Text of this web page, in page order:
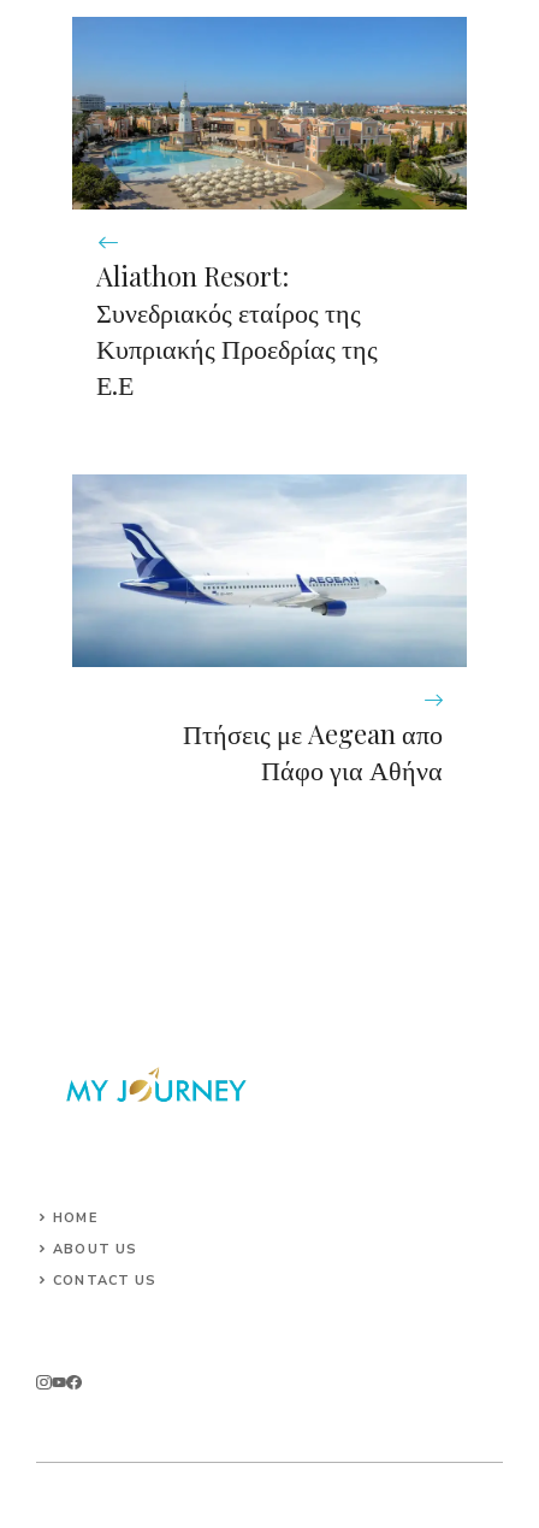
Aliathon Resort:
Συνεδριακός εταίρος της
Κυπριακής Προεδρίας της
Ε.Ε
Πτήσεις με Aegean απο
Πάφο για Αθήνα
HOME
ABOUT US
CONTACT US